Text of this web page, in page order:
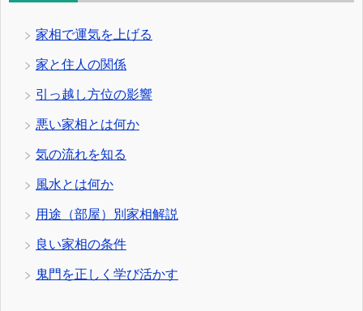
家相で運気を上げる
家と住人の関係
引っ越し方位の影響
悪い家相とは何か
気の流れを知る
風水とは何か
用途（部屋）別家相解説
良い家相の条件
鬼門を正しく学び活かす